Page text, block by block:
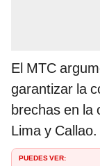
El MTC
garantizar la
brechas en la
Lima y Callao.
PUEDES VER: